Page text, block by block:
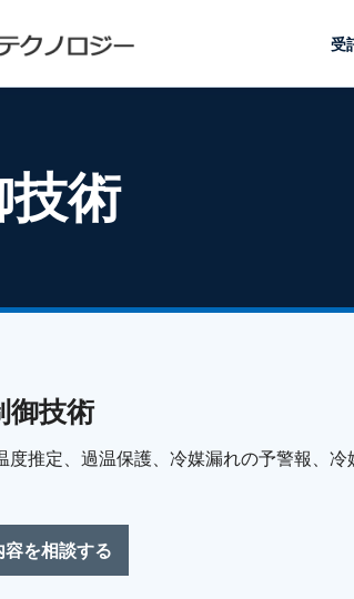
受
術
御技術
度推定、過温保護、冷媒漏れの予警報、
容を相談する